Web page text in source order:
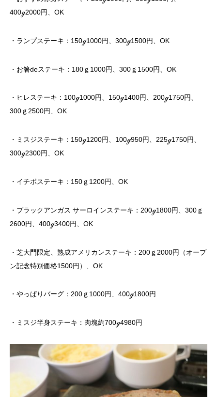
400ℊ2000円、 OK
・ランプステーキ： 150ℊ1000円、 300ℊ1500円、 OK
・お箸deステーキ： 180 ｇ 1000円、 300 ｇ 1500円、 OK
・ヒレステーキ： 100ℊ1000円、 150ℊ1400円、 200ℊ1750円、
300 ｇ 2500円、 OK
・ミスジステーキ： 150ℊ1200円、 100ℊ950円、 225ℊ1750円、
300ℊ2300円、 OK
・イチボステーキ： 150 ｇ 1200円、 OK
・ブラックアンガス サーロインステーキ： 200ℊ1800円、 300 ｇ
2600円、 400ℊ3400円、 OK
・芝大門限定、熟成アメリカンステーキ： 200 ｇ 2000円（オープ
ン記念特別価格1500円）、 OK
・やっぱりバーグ： 200 ｇ 1000円、 400ℊ1800円
・ミスジ半身ステーキ：肉塊約700ℊ4980円